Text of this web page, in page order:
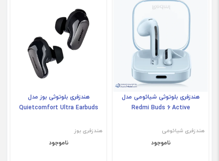
هندزفری بلوتوثی شیائومی مدل
Redmi Buds 6 Active
هندزفری شیائومی
ناموجود
هندزفری بلوتوثی بوز مدل
Quietcomfort Ultra Earbuds
هندزفری بوز
ناموجود